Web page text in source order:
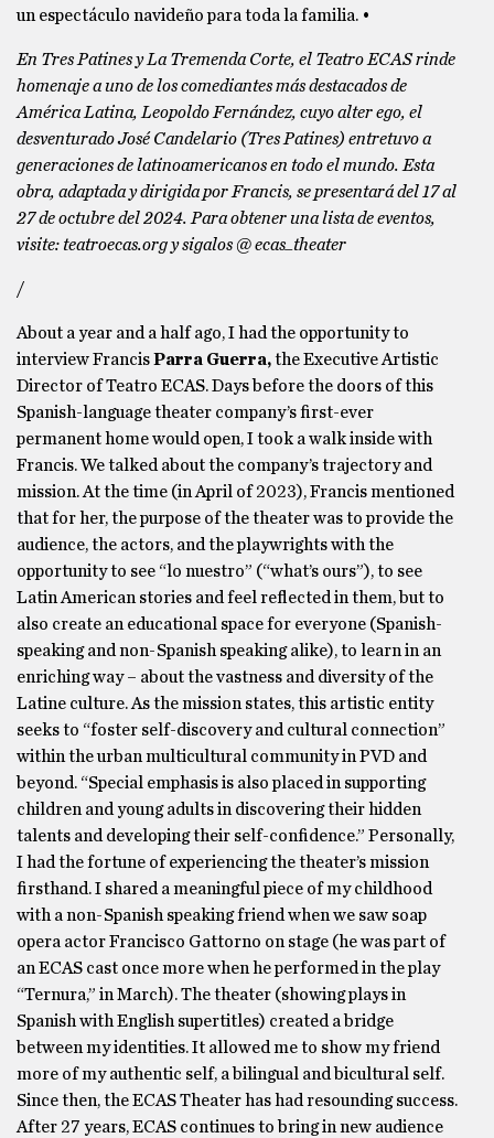
un espectáculo navideño para toda la familia. •
En Tres Patines y La Tremenda Corte, el Teatro ECAS rinde
homenaje a uno de los comediantes más destacados de
América Latina, Leopoldo Fernández, cuyo alter ego, el
desventurado José Candelario (Tres Patines) entretuvo a
generaciones de latinoamericanos en todo el mundo. Esta
obra, adaptada y dirigida por Francis, se presentará del 17 al
27 de octubre del 2024. Para obtener una lista de eventos,
visite: teatroecas.org y sigalos @ ecas_theater
/
About a year and a half ago, I had the opportunity to
interview FrancisParra Guerra,the Executive Artistic
Director of Teatro ECAS. Days before the doors of this
Spanish-language theater company’s first-ever
permanent home would open, I took a walk inside with
Francis. We talked about the company’s trajectory and
mission. At the time (in April of 2023), Francis mentioned
that for her, the purpose of the theater was to provide the
audience, the actors, and the playwrights with the
opportunity to see “lo nuestro” (“what’s ours”), to see
Latin American stories and feel reflected in them, but to
also create an educational space for everyone (Spanish-
speaking and non-Spanish speaking alike), to learn in an
enriching way – about the vastness and diversity of the
Latine culture. As the mission states, this artistic entity
seeks to “foster self-discovery and cultural connection”
within the urban multicultural community in PVD and
beyond. “Special emphasis is also placed in supporting
children and young adults in discovering their hidden
talents and developing their self-confidence.” Personally,
I had the fortune of experiencing the theater’s mission
firsthand. I shared a meaningful piece of my childhood
with a non-Spanish speaking friend when we saw soap
opera actor Francisco Gattorno on stage (he was part of
an ECAS cast once more when he performed in the play
“Ternura,” in March). The theater (showing plays in
Spanish with English supertitles) created a bridge
between my identities. It allowed me to show my friend
more of my authentic self, a bilingual and bicultural self.
Since then, the ECAS Theater has had resounding success.
After 27 years, ECAS continues to bring in new audience